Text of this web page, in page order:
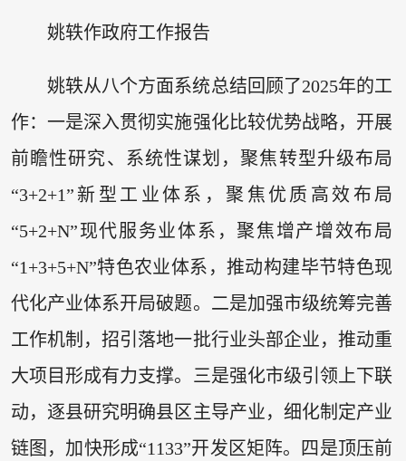
姚轶作政府工作报告
姚轶从八个方面系统总结回顾了2025年的工
作：一是深入贯彻实施强化比较优势战略，开展
前瞻性研究、系统性谋划，聚焦转型升级布局
“3+2+1”新型工业体系，聚焦优质高效布局
“5+2+N”现代服务业体系，聚焦增产增效布局
“1+3+5+N”特色农业体系，推动构建毕节特色现
代化产业体系开局破题。二是加强市级统筹完善
工作机制，招引落地一批行业头部企业，推动重
大项目形成有力支撑。三是强化市级引领上下联
动，逐县研究明确县区主导产业，细化制定产业
链图，加快形成“1133”开发区矩阵。四是顶压前